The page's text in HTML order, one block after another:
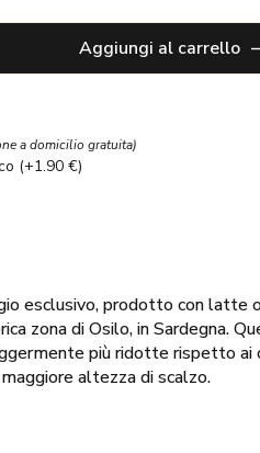
Aggiungi al carrello
a domicilio gratuita)
(+1.90 €)
esclusivo, prodotto con latte
zona di Osilo, in Sardegna.
più ridotte rispetto ai
altezza di scalzo.